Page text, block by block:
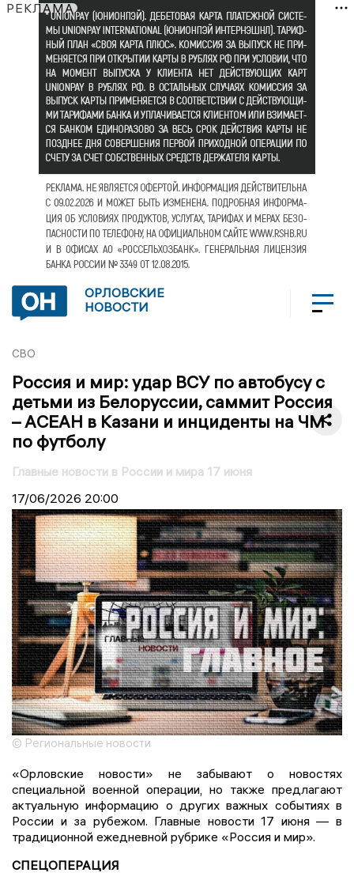
РЕКЛАМА
ОРЛОВСКИЕ
НОВОСТИ
СВО
Россия и мир: удар ВСУ по автобусу с
детьми из Белоруссии, саммит Россия
– АСЕАН в Казани и инциденты на ЧМ
по футболу
Главные новости в России и мира 17 июня
17/06/2026 20:00
© Региональные новости
«Орловские новости» не забывают о новостях
специальной военной операции, но также предлагают
актуальную информацию о других важных событиях в
России и за рубежом. Главные новости 17 июня — в
традиционной ежедневной рубрике «Россия и мир».
СПЕЦОПЕРАЦИЯ